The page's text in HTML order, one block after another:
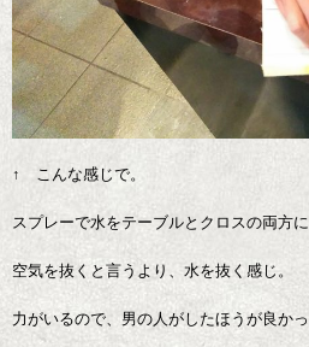
↑ こんな感じで。
スプレーで水をテーブルとクロスの両方
空気を抜くと言うより、水を抜く感じ。
力がいるので、男の人がしたほうが良かっ